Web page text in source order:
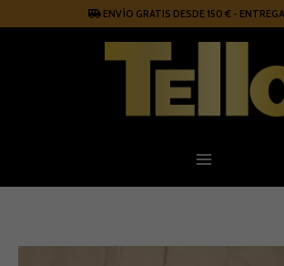
ENVÍO GRATIS DESDE 150 € -